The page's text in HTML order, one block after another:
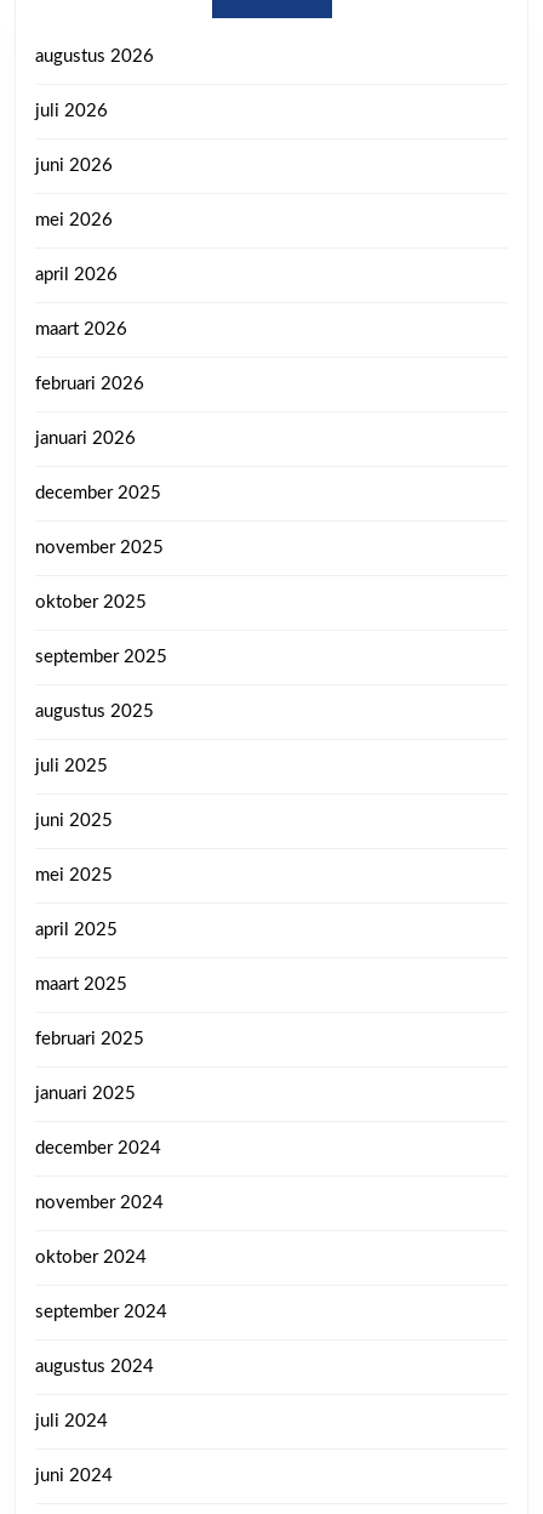
augustus 2026
juli 2026
juni 2026
mei 2026
april 2026
maart 2026
februari 2026
januari 2026
december 2025
november 2025
oktober 2025
september 2025
augustus 2025
juli 2025
juni 2025
mei 2025
april 2025
maart 2025
februari 2025
januari 2025
december 2024
november 2024
oktober 2024
september 2024
augustus 2024
juli 2024
juni 2024